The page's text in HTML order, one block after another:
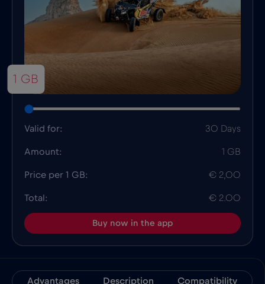
1 GB
Valid for: 30 Days
Amount: 1 GB
Price per 1 GB: € 2,00
Total: € 2.00
Buy now in the app
Advantages Description Compatibility